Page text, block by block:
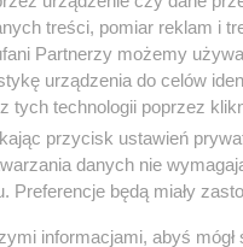
treści, pomiar reklam i
Partnerzy możemy
urządzenia do celów
tych technologii poprzez
przycisk ustawień
danych nie
Preferencje będą miały
informacjami, abyś